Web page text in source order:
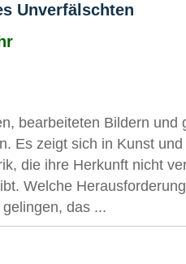
Unverfälschten
bearbeiteten Bildern und
Es zeigt sich in Kunst
die ihre Herkunft nicht
Welche
das ...